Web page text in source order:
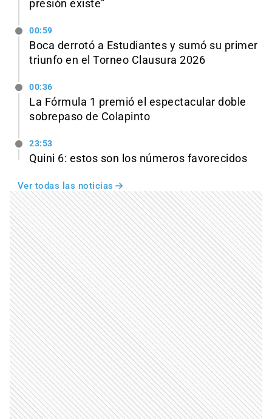
presión existe”
00:59
Boca derrotó a Estudiantes y sumó su primer
triunfo en el Torneo Clausura 2026
00:36
La Fórmula 1 premió el espectacular doble
sobrepaso de Colapinto
23:53
Quini 6: estos son los números favorecidos
Ver todas las noticias